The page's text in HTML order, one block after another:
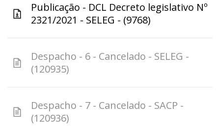
Publicação - DCL Decreto legislativo Nº
2321/2021 - SELEG - (9768)
Despacho - 6 - Cancelado - SELEG -
(120935)
Despacho - 7 - Cancelado - SACP -
(120936)